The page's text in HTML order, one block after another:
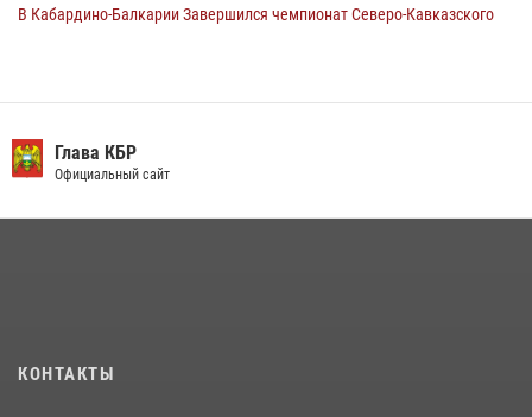
В Кабардино-Балкарии Завершился чемпионат Северо-Кавказского
округе Росгвардии
09 июля 2026, 08:36
Глава КБР
Официальный сайт
КОНТАКТЫ